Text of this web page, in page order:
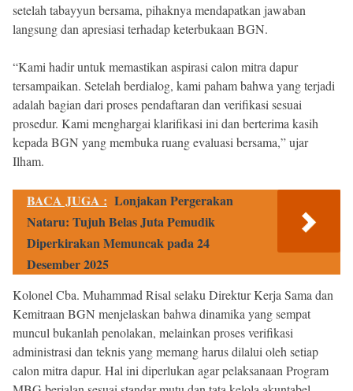
setelah tabayyun bersama, pihaknya mendapatkan jawaban
langsung dan apresiasi terhadap keterbukaan BGN.
“Kami hadir untuk memastikan aspirasi calon mitra dapur
tersampaikan. Setelah berdialog, kami paham bahwa yang terjadi
adalah bagian dari proses pendaftaran dan verifikasi sesuai
prosedur. Kami menghargai klarifikasi ini dan berterima kasih
kepada BGN yang membuka ruang evaluasi bersama,” ujar
Ilham.
BACA JUGA : Lonjakan Pergerakan
Nataru: Tujuh Belas Juta Pemudik
Diperkirakan Memuncak pada 24
Desember 2025
Kolonel Cba. Muhammad Risal selaku Direktur Kerja Sama dan
Kemitraan BGN menjelaskan bahwa dinamika yang sempat
muncul bukanlah penolakan, melainkan proses verifikasi
administrasi dan teknis yang memang harus dilalui oleh setiap
calon mitra dapur. Hal ini diperlukan agar pelaksanaan Program